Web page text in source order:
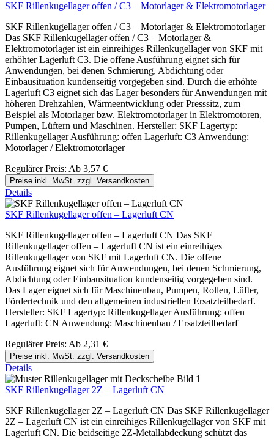
SKF Rillenkugellager offen / C3 – Motorlager & Elektromotorlager
SKF Rillenkugellager offen / C3 – Motorlager & Elektromotorlager
Das SKF Rillenkugellager offen / C3 – Motorlager &
Elektromotorlager ist ein einreihiges Rillenkugellager von SKF mit
erhöhter Lagerluft C3. Die offene Ausführung eignet sich für
Anwendungen, bei denen Schmierung, Abdichtung oder
Einbausituation kundenseitig vorgegeben sind. Durch die erhöhte
Lagerluft C3 eignet sich das Lager besonders für Anwendungen mit
höheren Drehzahlen, Wärmeentwicklung oder Presssitz, zum
Beispiel als Motorlager bzw. Elektromotorlager in Elektromotoren,
Pumpen, Lüftern und Maschinen. Hersteller: SKF Lagertyp:
Rillenkugellager Ausführung: offen Lagerluft: C3 Anwendung:
Motorlager / Elektromotorlager
Regulärer Preis: Ab 3,57 €
Preise inkl. MwSt. zzgl. Versandkosten
Details
SKF Rillenkugellager offen – Lagerluft CN
SKF Rillenkugellager offen – Lagerluft CN Das SKF
Rillenkugellager offen – Lagerluft CN ist ein einreihiges
Rillenkugellager von SKF mit Lagerluft CN. Die offene
Ausführung eignet sich für Anwendungen, bei denen Schmierung,
Abdichtung oder Einbausituation kundenseitig vorgegeben sind.
Das Lager eignet sich für Maschinenbau, Pumpen, Rollen, Lüfter,
Fördertechnik und den allgemeinen industriellen Ersatzteilbedarf.
Hersteller: SKF Lagertyp: Rillenkugellager Ausführung: offen
Lagerluft: CN Anwendung: Maschinenbau / Ersatzteilbedarf
Regulärer Preis: Ab 2,31 €
Preise inkl. MwSt. zzgl. Versandkosten
Details
SKF Rillenkugellager 2Z – Lagerluft CN
SKF Rillenkugellager 2Z – Lagerluft CN Das SKF Rillenkugellager
2Z – Lagerluft CN ist ein einreihiges Rillenkugellager von SKF mit
Lagerluft CN. Die beidseitige 2Z-Metallabdeckung schützt das